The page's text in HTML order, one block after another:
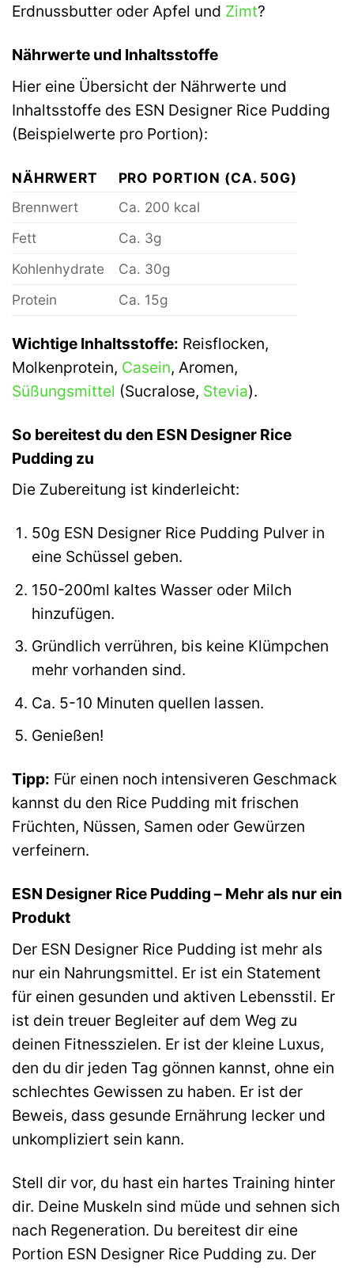
Erdnussbutter oder Apfel und Zimt?
Nährwerte und Inhaltsstoffe
Hier eine Übersicht der Nährwerte und
Inhaltsstoffe des ESN Designer Rice Pudding
(Beispielwerte pro Portion):
NÄHRWERT
PRO PORTION (CA. 50G)
Brennwert
Ca. 200 kcal
Fett
Ca. 3g
Kohlenhydrate
Ca. 30g
Protein
Ca. 15g
Wichtige Inhaltsstoffe: Reisflocken,
Molkenprotein, Casein, Aromen,
Süßungsmittel (Sucralose, Stevia).
So bereitest du den ESN Designer Rice
Pudding zu
Die Zubereitung ist kinderleicht:
50g ESN Designer Rice Pudding Pulver in
eine Schüssel geben.
150-200ml kaltes Wasser oder Milch
hinzufügen.
Gründlich verrühren, bis keine Klümpchen
mehr vorhanden sind.
Ca. 5-10 Minuten quellen lassen.
Genießen!
Tipp: Für einen noch intensiveren Geschmack
kannst du den Rice Pudding mit frischen
Früchten, Nüssen, Samen oder Gewürzen
verfeinern.
ESN Designer Rice Pudding – Mehr als nur ein
Produkt
Der ESN Designer Rice Pudding ist mehr als
nur ein Nahrungsmittel. Er ist ein Statement
für einen gesunden und aktiven Lebensstil. Er
ist dein treuer Begleiter auf dem Weg zu
deinen Fitnesszielen. Er ist der kleine Luxus,
den du dir jeden Tag gönnen kannst, ohne ein
schlechtes Gewissen zu haben. Er ist der
Beweis, dass gesunde Ernährung lecker und
unkompliziert sein kann.
Stell dir vor, du hast ein hartes Training hinter
dir. Deine Muskeln sind müde und sehnen sich
nach Regeneration. Du bereitest dir eine
Portion ESN Designer Rice Pudding zu. Der